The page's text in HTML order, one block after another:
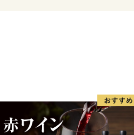
日から翌週の木曜日までに寄附完了
送準備いたします。